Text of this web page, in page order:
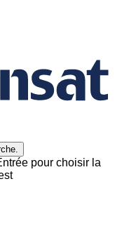
pour choisir la